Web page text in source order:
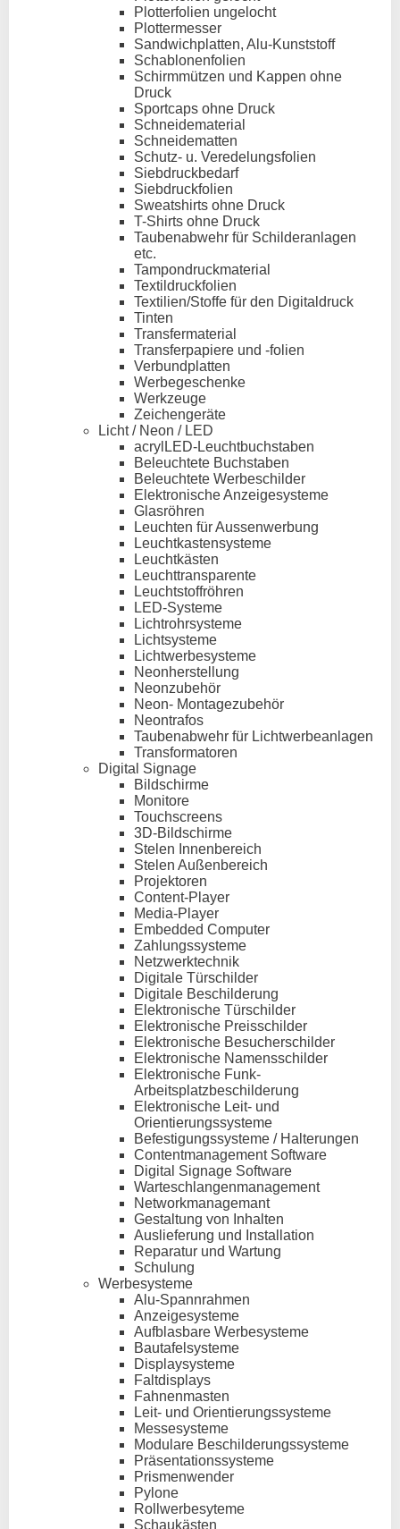
Plotterfolien ungelocht
Plottermesser
Sandwichplatten, Alu-Kunststoff
Schablonenfolien
Schirmmützen und Kappen ohne
Druck
Sportcaps ohne Druck
Schneidematerial
Schneidematten
Schutz- u. Veredelungsfolien
Siebdruckbedarf
Siebdruckfolien
Sweatshirts ohne Druck
T-Shirts ohne Druck
Taubenabwehr für Schilderanlagen
etc.
Tampondruckmaterial
Textildruckfolien
Textilien/Stoffe für den Digitaldruck
Tinten
Transfermaterial
Transferpapiere und -folien
Verbundplatten
Werbegeschenke
Werkzeuge
Zeichengeräte
Licht / Neon / LED
acrylLED-Leuchtbuchstaben
Beleuchtete Buchstaben
Beleuchtete Werbeschilder
Elektronische Anzeigesysteme
Glasröhren
Leuchten für Aussenwerbung
Leuchtkastensysteme
Leuchtkästen
Leuchttransparente
Leuchtstoffröhren
LED-Systeme
Lichtrohrsysteme
Lichtsysteme
Lichtwerbesysteme
Neonherstellung
Neonzubehör
Neon- Montagezubehör
Neontrafos
Taubenabwehr für Lichtwerbeanlagen
Transformatoren
Digital Signage
Bildschirme
Monitore
Touchscreens
3D-Bildschirme
Stelen Innenbereich
Stelen Außenbereich
Projektoren
Content-Player
Media-Player
Embedded Computer
Zahlungssysteme
Netzwerktechnik
Digitale Türschilder
Digitale Beschilderung
Elektronische Türschilder
Elektronische Preisschilder
Elektronische Besucherschilder
Elektronische Namensschilder
Elektronische Funk-
Arbeitsplatzbeschilderung
Elektronische Leit- und
Orientierungssysteme
Befestigungssysteme / Halterungen
Contentmanagement Software
Digital Signage Software
Warteschlangenmanagement
Networkmanagemant
Gestaltung von Inhalten
Auslieferung und Installation
Reparatur und Wartung
Schulung
Werbesysteme
Alu-Spannrahmen
Anzeigesysteme
Aufblasbare Werbesysteme
Bautafelsysteme
Displaysysteme
Faltdisplays
Fahnenmasten
Leit- und Orientierungssysteme
Messesysteme
Modulare Beschilderungssysteme
Präsentationssysteme
Prismenwender
Pylone
Rollwerbesyteme
Schaukästen